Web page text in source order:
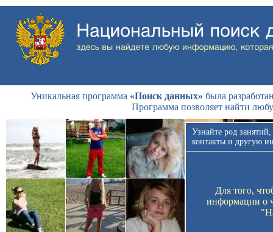
Уникальная программа «Поиск данных» была
Программа позволяет найти
Узнайте род
контакты и другую
Для того,
информации о